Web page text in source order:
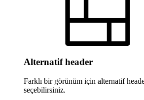
Alternatif header
Farklı bir görünüm için alternatif
seçebilirsiniz.